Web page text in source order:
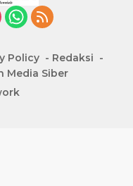
Policy
Redaksi
Media Siber